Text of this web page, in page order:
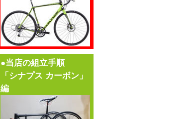
●当店の組立手順
「シナプス カーボン」
編